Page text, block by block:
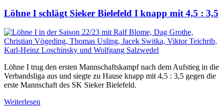
Löhne I schlägt Sieker Bielefeld I knapp mit 4,5 : 3,5
Löhne I trug den ersten Mannschaftskampf nach dem Aufstieg in die
Verbandsliga aus und siegte zu Hause knapp mit 4,5 : 3,5 gegen die
erste Mannschaft des SK Sieker Bielefeld.
Weiterlesen